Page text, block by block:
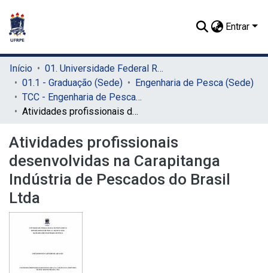
Entrar
Início
01. Universidade Federal Rural de Pernambuco - UFRPE (Sede)
01.1 - Graduação (Sede)
Engenharia de Pesca (Sede)
TCC - Engenharia de Pesca (Sede)
Atividades profissionais desenvolvidas na Carapitanga Indústria de Pescados do Brasil Ltda
Atividades profissionais
desenvolvidas na Carapitanga
Indústria de Pescados do Brasil
Ltda